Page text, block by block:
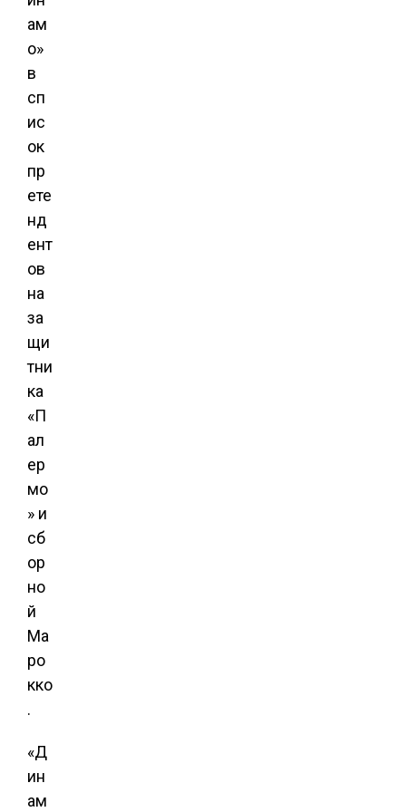
ам
о»
в
сп
ис
ок
пр
ете
нд
ент
ов
на
за
щи
тни
ка
«П
ал
ер
мо
» и
сб
ор
но
й
Ма
ро
кко
.
«Д
ин
ам